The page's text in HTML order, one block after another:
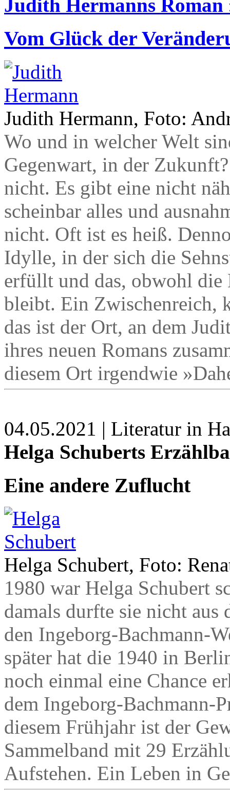
Judith Hermanns Roman
Vom Glück der
Judith Hermann, Foto:
Wo und in welcher Welt
Gegenwart, in der
nicht. Es gibt eine nicht
scheinbar alles und
nicht. Oft ist es heiß.
Idylle, in der sich die
erfüllt und das, obwohl
bleibt. Ein Zwischenreich,
das ist der Ort, an dem
ihres neuen Romans
diesem Ort irgendwie
04.05.2021 | Literatur in
Helga Schuberts
Eine andere Zuflucht
Helga Schubert, Foto:
1980 war Helga Schubert
damals durfte sie nicht aus
den Ingeborg-Bachmann-
später hat die 1940 in
noch einmal eine Chance
dem Ingeborg-Bachmann-
diesem Frühjahr ist der
Sammelband mit 29
Aufstehen. Ein Leben in